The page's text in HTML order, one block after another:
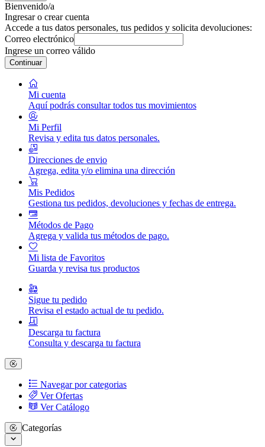
Bienvenido/a
Ingresar o crear cuenta
Accede a tus datos personales, tus pedidos y solicita devoluciones:
Correo electrónico
Ingrese un correo válido
Continuar
Mi cuenta
Aquí podrás consultar todos tus movimientos
Mi Perfil
Revisa y edita tus datos personales.
Direcciones de envio
Agrega, edita y/o elimina una dirección
Mis Pedidos
Gestiona tus pedidos, devoluciones y fechas de entrega.
Métodos de Pago
Agrega y valida tus métodos de pago.
Mi lista de Favoritos
Guarda y revisa tus productos
Sigue tu pedido
Revisa el estado actual de tu pedido.
Descarga tu factura
Consulta y descarga tu factura
Navegar por categorias
Ver Ofertas
Ver Catálogo
Categorías